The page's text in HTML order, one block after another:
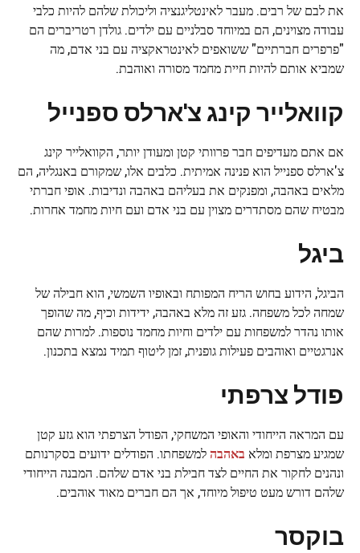
את לבם של רבים. מעבר לאינטליגנציה וליכולת שלהם להיות כלבי
עבודה מצוינים, הם במיוחד סבלניים עם ילדים. גולדן רטריברים הם
"פרפרים חברתיים" ששואפים לאינטראקציה עם בני אדם, מה
שמביא אותם להיות חיית מחמד מסורה ואוהבת.
קוואלייר קינג צ'ארלס ספנייל
אם אתם מעדיפים חבר פרוותי קטן ומעודן יותר, הקוואלייר קינג
צ'ארלס ספנייל הוא פנינה אמיתית. כלבים אלו, שמקורם באנגליה, הם
מלאים באהבה, ומפנקים את בעליהם באהבה ונדיבות. אופי חברתי
מבטיח שהם מסתדרים מצוין עם בני אדם ועם חיות מחמד אחרות.
ביגל
הביגל, הידוע בחוש הריח המפותח ובאופיו השמשי, הוא חבילה של
שמחה לכל משפחה. גזע זה מלא באהבה, ידידות וכיף, מה שהופך
אותו נהדר למשפחות עם ילדים וחיות מחמד נוספות. למרות שהם
אנרגטיים ואוהבים פעילות גופנית, זמן ליטוף תמיד נמצא בתכנון.
פודל צרפתי
עם המראה הייחודי והאופי המשחקי, הפודל הצרפתי הוא גזע קטן
שמגיע מצרפת ומלא באהבהלמשפחתו. הפודלים ידועים בסקרנותם
ונהנים לחקור את החיים לצד חבילת בני אדם שלהם. המבנה הייחודי
שלהם דורש מעט טיפול מיוחד, אך הם חברים מאוד אוהבים.
בוקסר